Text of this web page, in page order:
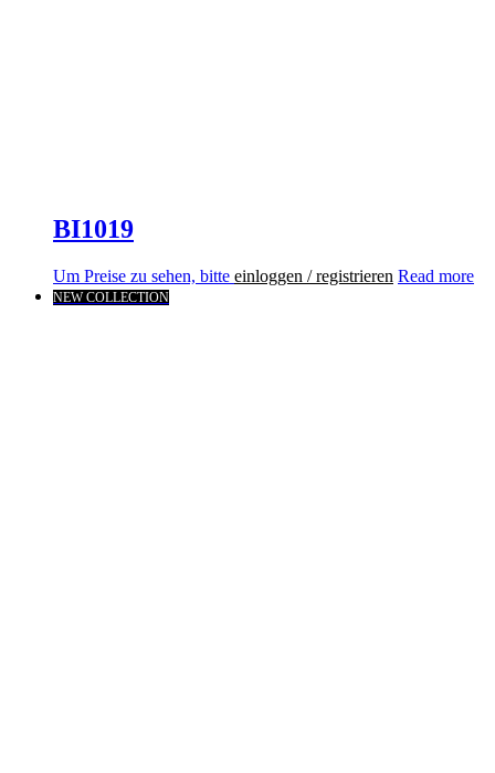
BI1019
Um Preise zu sehen, bitte einloggen / registrieren Read more
NEW COLLECTION